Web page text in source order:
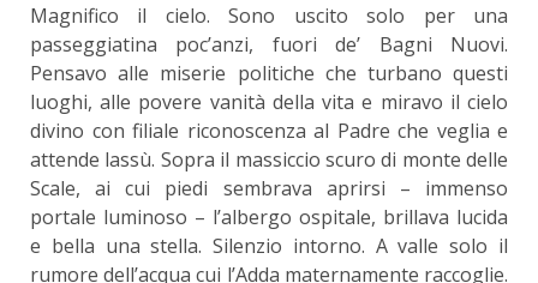
Magnifico il cielo. Sono uscito solo per una
passeggiatina poc’anzi, fuori de’ Bagni Nuovi.
Pensavo alle miserie politiche che turbano questi
luoghi, alle povere vanità della vita e miravo il cielo
divino con filiale riconoscenza al Padre che veglia e
attende lassù. Sopra il massiccio scuro di monte delle
Scale, ai cui piedi sembrava aprirsi – immenso
portale luminoso – l’albergo ospitale, brillava lucida
e bella una stella. Silenzio intorno. A valle solo il
rumore dell’acqua cui l’Adda maternamente raccoglie.